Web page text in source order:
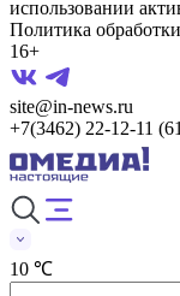
использовании
Политика
16+
site@in-news.ru
+7(3462) 22-12-11
10 ℃